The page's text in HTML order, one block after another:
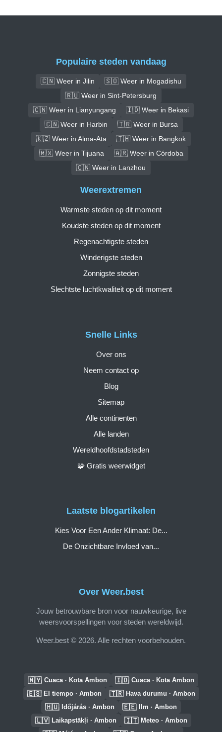
Populaire steden vandaag
🇨🇳 Weer in Jilin
🇸🇴 Weer in Mogadishu
🇷🇺 Weer in Sint-Petersburg
🇨🇳 Weer in Lianyungang
🇮🇩 Weer in Bekasi
🇨🇳 Weer in Harbin
🇹🇷 Weer in Bursa
🇰🇿 Weer in Alma-Ata
🇹🇭 Weer in Bangkok
🇲🇽 Weer in Tijuana
🇦🇷 Weer in Córdoba
🇨🇳 Weer in Lanzhou
Over Weer.best
Jouw betrouwbare bron voor nauwkeurige, live
weersvoorspellingen voor steden wereldwijd.
Weer.best © 2026. Alle rechten voorbehouden.
Snelle Links
Over ons
Neem contact op
Blog
Sitemap
Alle continenten
Alle landen
Wereldhoofdstadsteden
🧩 Gratis weerwidget
Weerextremen
Warmste steden op dit moment
Koudste steden op dit moment
Regenachtigste steden
Winderigste steden
Zonnigste steden
Slechtste luchtkwaliteit op dit moment
Laatste blogartikelen
Kies Voor Een Ander Klimaat: De...
De Onzichtbare Invloed van...
🇲🇾 Cuaca · Kota Ambon 🇮🇩 Cuaca · Kota Ambon
🇪🇸 El tiempo · Ambon 🇹🇷 Hava durumu · Ambon
🇭🇺 Időjárás · Ambon 🇪🇪 Ilm · Ambon
🇱🇻 Laikapstākļi · Ambon 🇮🇹 Meteo · Ambon